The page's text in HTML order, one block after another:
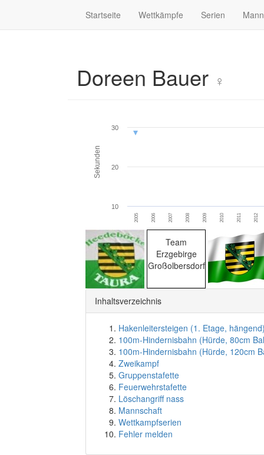
Startseite Wettkämpfe Serien
Doreen Bauer ♀
Sekunden
2005 2006 2007 2008 2009 2010 2011 2012
10
20
30
Team
Erzgebirge
Großolbersdorf
Inhaltsverzeichnis
Hakenleitersteigen (1. Etage,
100m-Hindernisbahn (Hürde, 80cm
100m-Hindernisbahn (Hürde, 120cm
Zweikampf
Gruppenstafette
Feuerwehrstafette
Löschangriff nass
Mannschaft
Wettkampfserien
Fehler melden